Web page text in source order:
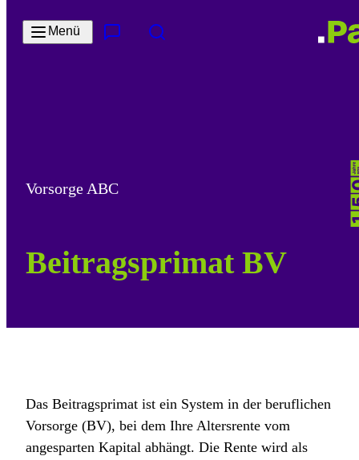
Menü
Vorsorge ABC
Beitragsprimat BV
Das Beitragsprimat ist ein System in der beruflichen
Vorsorge (BV), bei dem Ihre Altersrente vom
angesparten Kapital abhängt. Die Rente wird als